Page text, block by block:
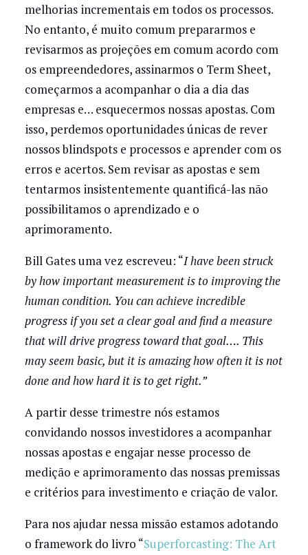
melhorias incrementais em todos os processos.
No entanto, é muito comum prepararmos e
revisarmos as projeções em comum acordo com
os empreendedores, assinarmos o Term Sheet,
começarmos a acompanhar o dia a dia das
empresas e… esquecermos nossas apostas. Com
isso, perdemos oportunidades únicas de rever
nossos blindspots e processos e aprender com os
erros e acertos. Sem revisar as apostas e sem
tentarmos insistentemente quantificá-las não
possibilitamos o aprendizado e o
aprimoramento.
Bill Gates uma vez escreveu: “I have been struck
by how important measurement is to improving the
human condition. You can achieve incredible
progress if you set a clear goal and find a measure
that will drive progress toward that goal…. This
may seem basic, but it is amazing how often it is not
done and how hard it is to get right.”
A partir desse trimestre nós estamos
convidando nossos investidores a acompanhar
nossas apostas e engajar nesse processo de
medição e aprimoramento das nossas premissas
e critérios para investimento e criação de valor.
Para nos ajudar nessa missão estamos adotando
o framework do livro “Superforcasting: The Art